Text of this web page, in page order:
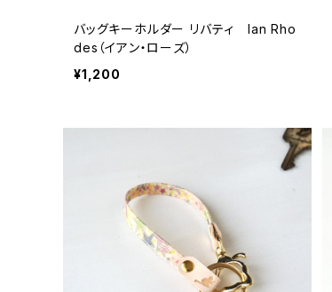
バッグキーホルダー リバティ Ian Rho
des（イアン・ローズ）
¥1,200